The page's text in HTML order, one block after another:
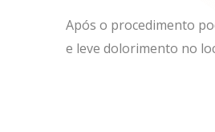
Após o procedimento
e leve dolorimento no